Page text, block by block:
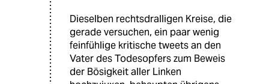
Dieselben rechtsdralligen Kreise, die
gerade versuchen, ein paar wenig
feinfühlige kritische tweets an den
Vater des Todesopfers zum Beweis
der Bösigkeit aller Linken